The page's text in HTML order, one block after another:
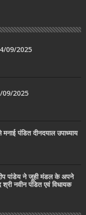
09/2025
09/2025
पंडित दीनदयाल उपाध्याय
पांडेय ने जूही मंडल के अपने
श्री नवीन पंडित एवं विधायक
भेंट की।